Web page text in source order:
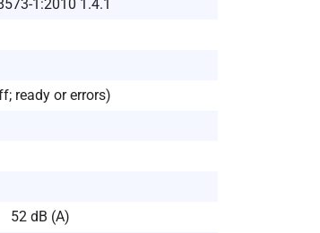
1:2010 1.4.1
ready or errors)
52 dB (A)